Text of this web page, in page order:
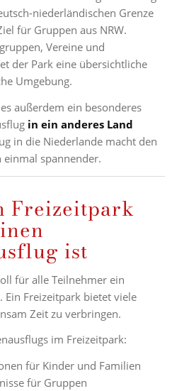
niederländischen Grenze
für Gruppen aus NRW.
Vereine und
der Park eine übersichtliche
Umgebung.
außerdem ein besonderes
in ein anderes Land
in die Niederlande macht den
spannender.
Freizeitpark
ist
für alle Teilnehmer ein
Ein Freizeitpark bietet viele
Zeit zu verbringen.
im Freizeitpark:
für Kinder und Familien
für Gruppen